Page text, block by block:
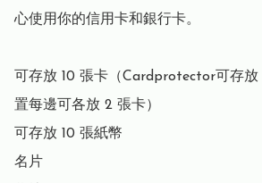
心使用你的信用卡和銀行卡。
可存放 10 張卡（Cardprotector可存
置每邊可各放 2 張卡）
可存放 10 張紙幣
名片